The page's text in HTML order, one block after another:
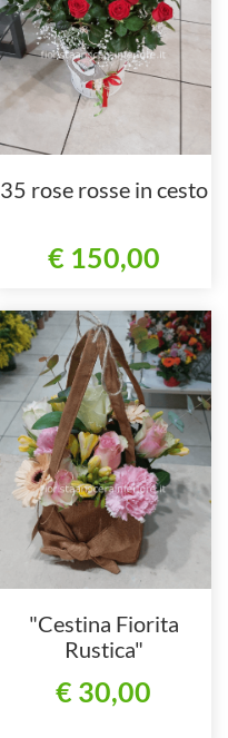
35 rose rosse in cesto
€ 150,00
"Cestina Fiorita
Rustica"
€ 30,00